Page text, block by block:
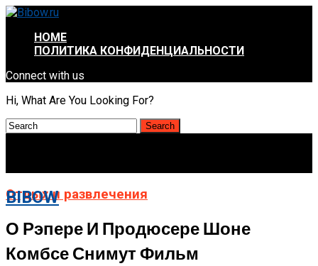
HOME
ПОЛИТИКА КОНФИДЕНЦИАЛЬНОСТИ
Connect with us
Hi, What Are You Looking For?
BIBOW
Отдых и развлечения
О Рэпере И Продюсере Шоне
Комбсе Снимут Фильм